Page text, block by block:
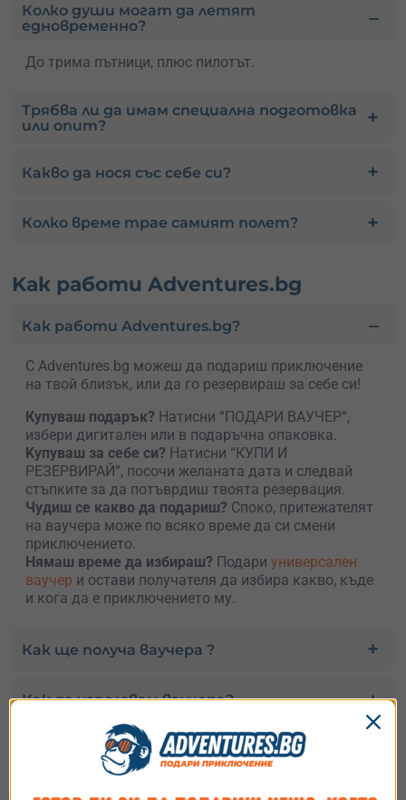
Колко души могат да летят
едновременно?
До трима пътници, плюс пилотът.
Трябва ли да имам специална подготовка
или опит?
Какво да нося със себе си?
Колко време трае самият полет?
Kак работи Adventures.bg
Как работи Adventures.bg?
С Adventures.bg можеш да подариш приключение
на твой близък, или да го резервираш за себе си!
Купуваш подарък? Натисни “ПОДАРИ ВАУЧЕР”,
избери дигитален или в подаръчна опаковка.
Kупуваш за себе си? Натисни “КУПИ И
РЕЗЕРВИРАЙ”, посочи желаната дата и следвай
стъпките за да потъврдиш твоята резервация.
Чудиш се какво да подариш? Споко, притежателят
на ваучера може по всяко време да си смени
приключението.
Нямаш време да избираш? Подари универсален
ваучер и остави получателя да избира какво, къде
и кога да е приключението му.
Как ще получа ваучера ?
Как да използвам ваучера?